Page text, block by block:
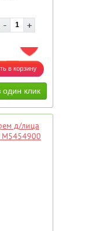
ДОБАВИТЬ В ИЗБРАННОЕ
д/лица